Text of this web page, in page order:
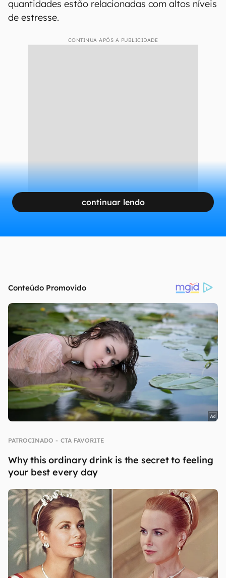
quantidades estão relacionadas com altos níveis
de estresse.
CONTINUA APÓS A PUBLICIDADE
continuar lendo